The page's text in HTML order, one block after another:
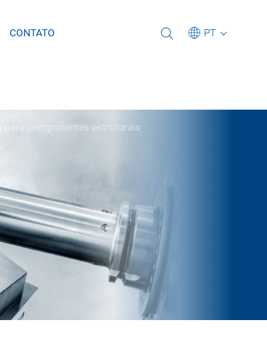
para
para mega e
para perfis
modulares
Para a linha de assistência
GROB
Assine nossa Newsletter
Para nossas unidades de
produção e filiais
Para nossas vagas atuais
CONTATO PT
para componentes estruturais